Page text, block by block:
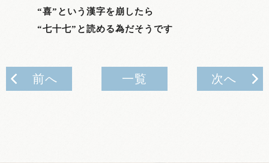
“喜”という漢字を崩したら
“七十七”と読める為だそうです
前へ 一覧 次へ